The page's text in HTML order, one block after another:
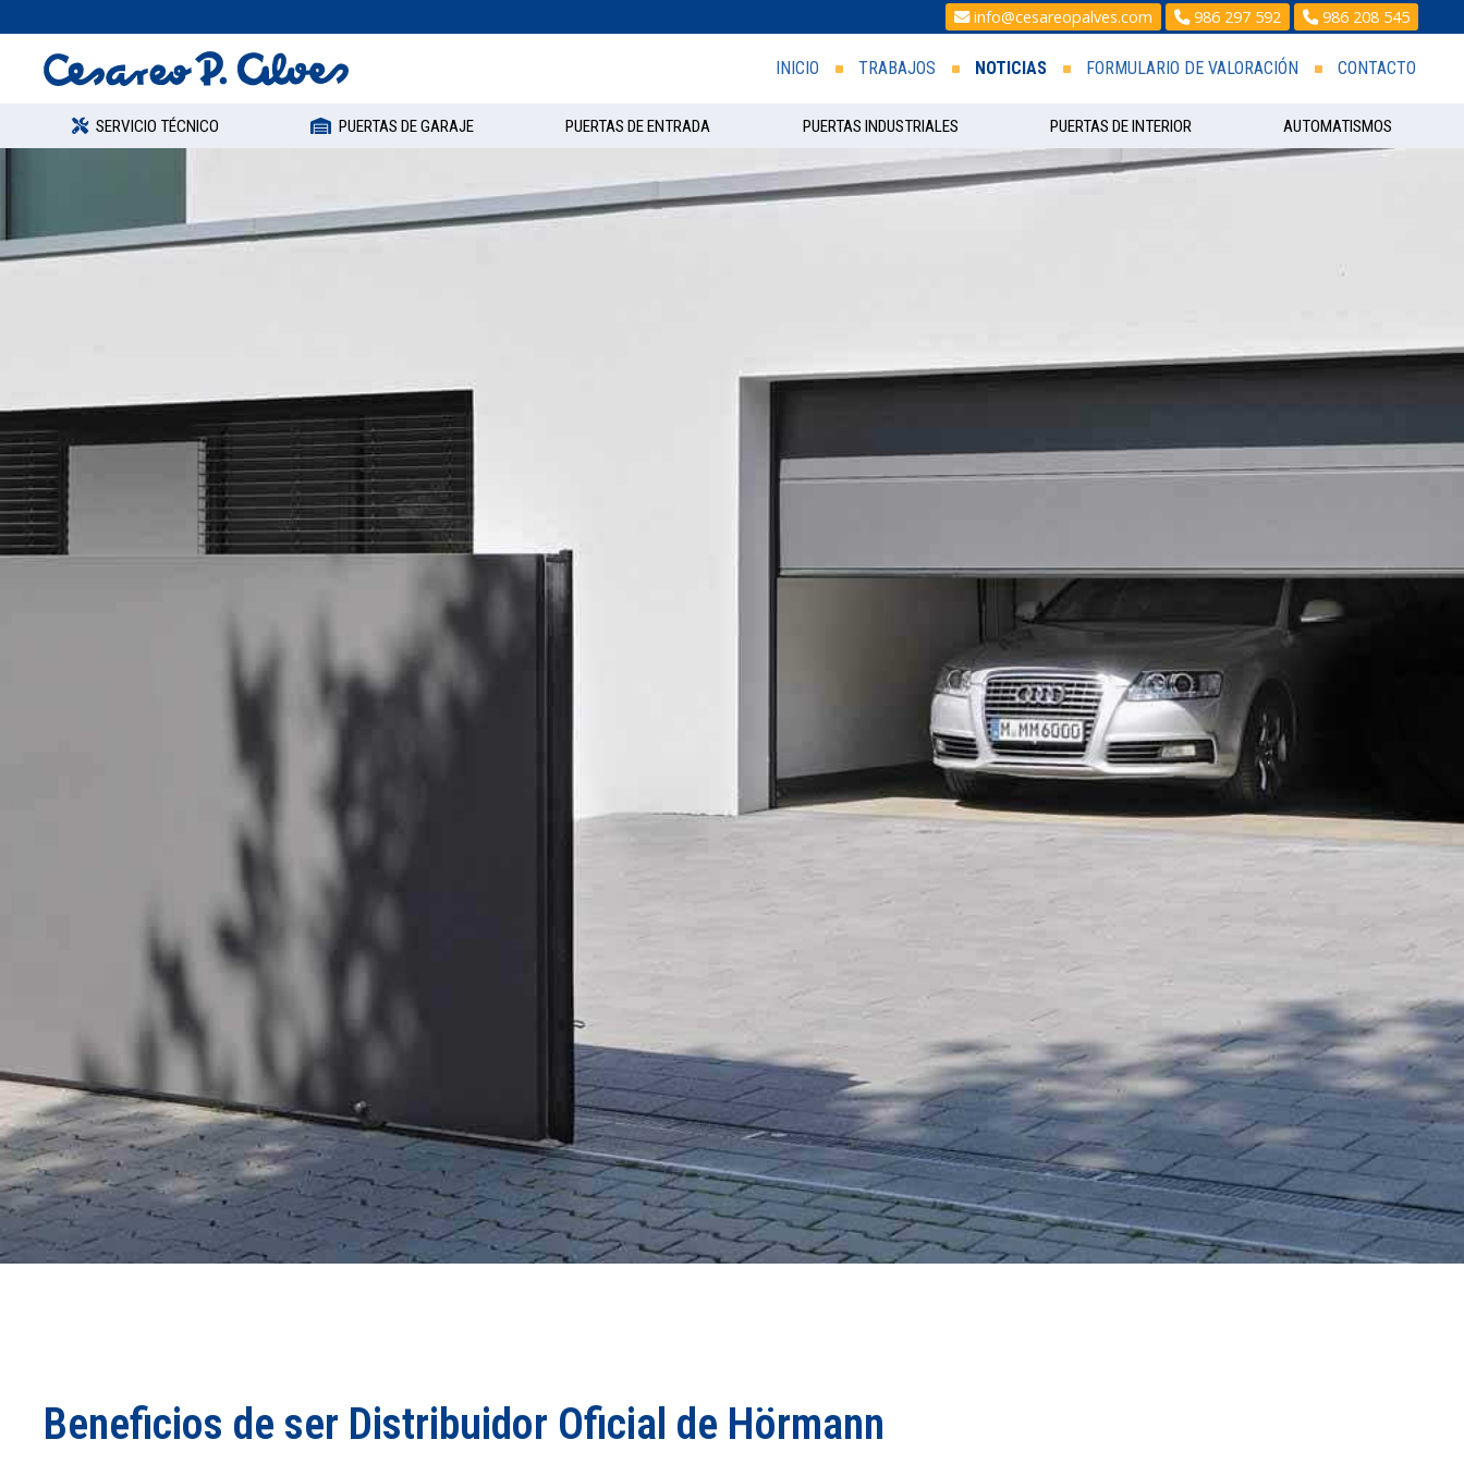
info@cesareopalves.com 986 297 592 986 208 545
INICIO TRABAJOS NOTICIAS FORMULARIO DE VALORACIÓN CONTACTO
SERVICIO TÉCNICO PUERTAS DE GARAJE PUERTAS DE ENTRADA PUERTAS INDUSTRIALES PUERTAS DE INTERIOR AUTOMATISMOS
Beneficios de ser Distribuidor Oficial de Hörmann